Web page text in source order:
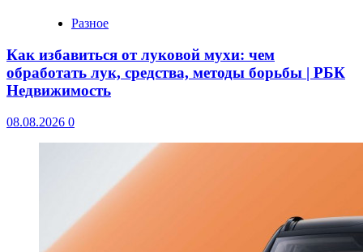
Разное
Как избавиться от луковой мухи: чем
обработать лук, средства, методы борьбы | РБК
Недвижимость
08.08.2026 0